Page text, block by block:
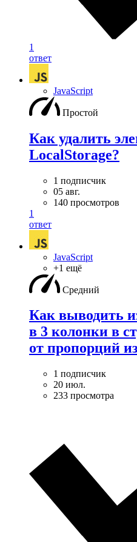
1
ответ
JavaScript
Простой
Как удалить
LocalStorage?
1 подписчик
05 авг.
140 просмотров
1
ответ
JavaScript
+1 ещё
Средний
Как выводить
в 3 колонки в
от пропорций
1 подписчик
20 июл.
233 просмотра